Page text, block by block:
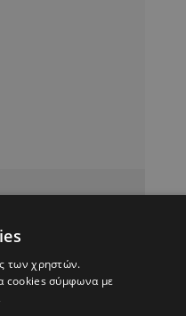
των χρηστών.
cookies σύμφωνα με